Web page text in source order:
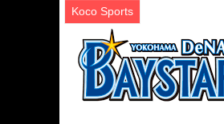
Koco Sports